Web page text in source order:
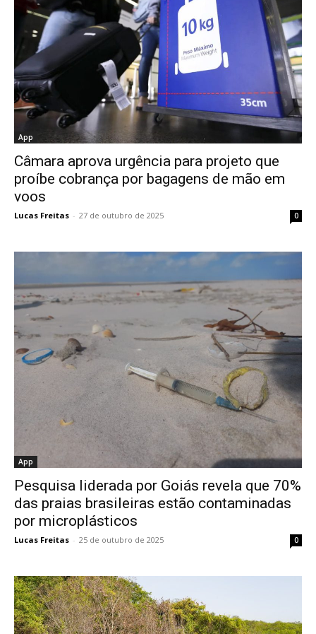
App
Câmara aprova urgência para projeto que
proíbe cobrança por bagagens de mão em
voos
Lucas Freitas - 27 de outubro de 2025 0
App
Pesquisa liderada por Goiás revela que 70%
das praias brasileiras estão contaminadas
por microplásticos
Lucas Freitas - 25 de outubro de 2025 0